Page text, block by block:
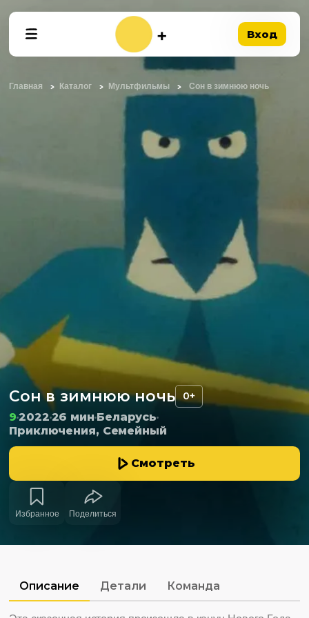
Вход
Главная Каталог Мультфильмы Сон в зимнюю ночь
Сон в зимнюю ночь 0+
9 202226 мин Беларусь
Приключения, Семейный
Смотреть
Избранное Поделиться
Описание Детали Команда